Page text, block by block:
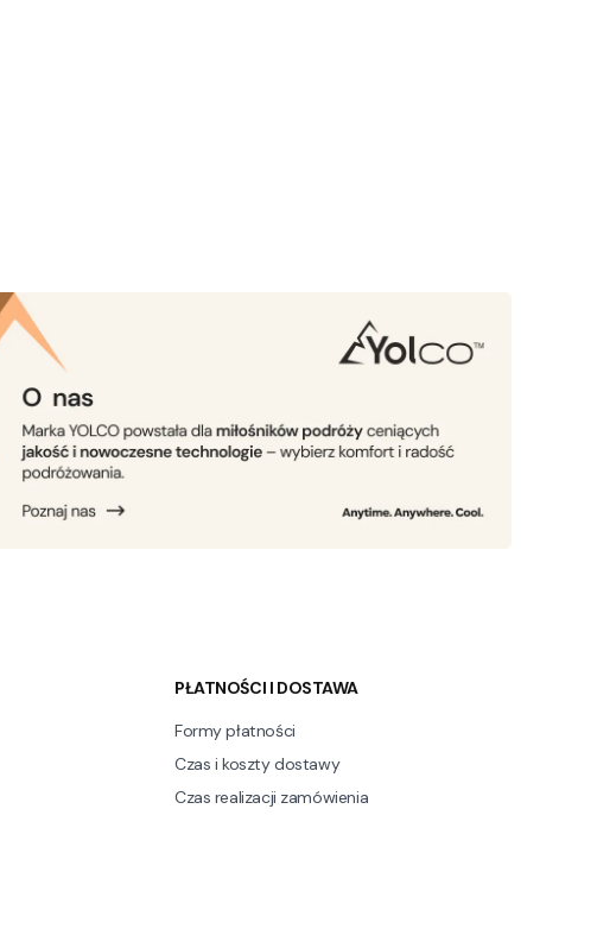
PŁATNOŚCI I DOSTAWA
Formy płatności
Czas i koszty dostawy
Czas realizacji zamówienia